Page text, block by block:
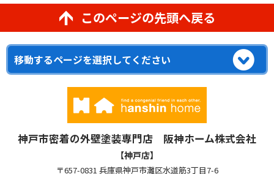
このページの先頭へ戻る
神戸市密着の外壁塗装専門店 阪神ホーム株式会社
【神戸店】
〒657-0831 兵庫県神戸市灘区水道筋3丁目7-6